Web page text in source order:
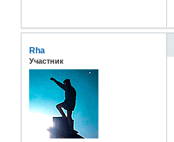
Rha
Участник